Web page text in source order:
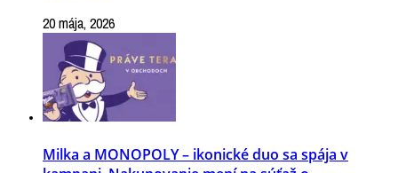
20 mája, 2026
Milka a MONOPOLY – ikonické duo sa spája v